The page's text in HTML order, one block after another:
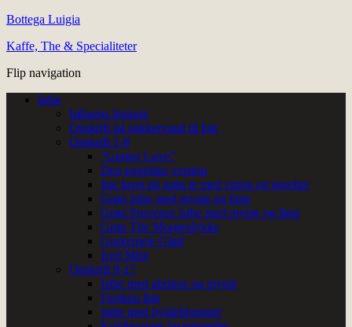
Bottega Luigia
Kaffe, The & Specialiteter
Flip navigation
Isthe
Istheens historie
Opskrift på sukkervand til Iste
Opskrift 1-8
“Ginger Love”
Den engelske version
Iste lavet på grøn te med citron og ingefær
Grøn isthe med mynte og lime
Grøn Provence isthe med mynte og lime
Grøn The Morgenlykke
Gurkemeje Glød
Iced Mint
Opskrift 9-17
Isthe med abrikos og mynte
Fersken Iste
Isthe med hyldeblomster